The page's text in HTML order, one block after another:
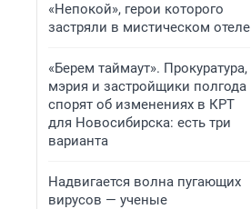
«Непокой», герои которого
застряли в мистическом отеле
«Берем таймаут». Прокуратура,
мэрия и застройщики полгода
спорят об изменениях в КРТ
для Новосибирска: есть три
варианта
Надвигается волна пугающих
вирусов — ученые